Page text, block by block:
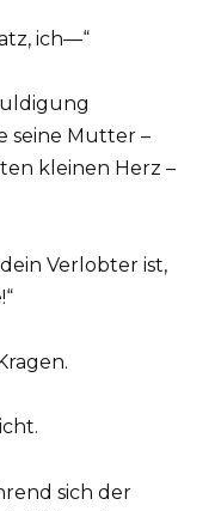
ich—“
seine Mutter –
kleinen Herz –
Verlobter ist,
sich der